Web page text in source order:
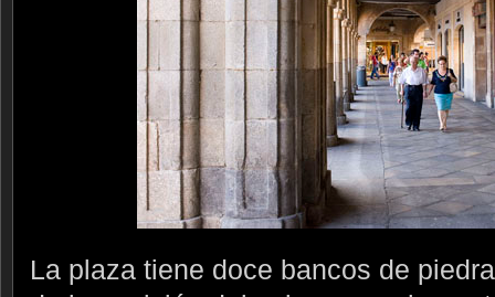
La plaza tiene doce bancos de